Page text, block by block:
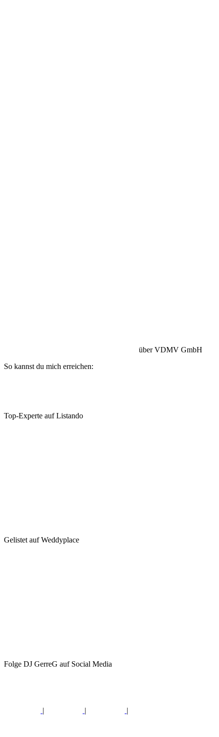
über VDMV GmbH
So kannst du mich erreichen:
Top-Experte auf Listando
Gelistet auf Weddyplace
Folge DJ GerreG auf Social Media
| | |